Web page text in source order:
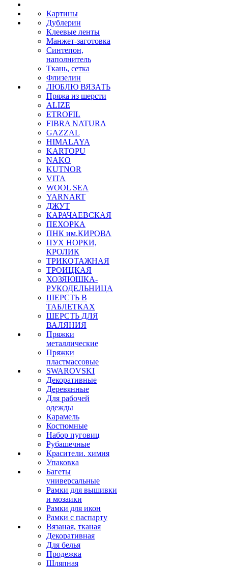
Картины
Дублерин
Клеевые ленты
Манжет-заготовка
Синтепон,
наполнитель
Ткань, сетка
Флизелин
ЛЮБЛЮ ВЯЗАТЬ
Пряжа из шерсти
ALIZE
ETROFIL
FIBRA NATURA
GAZZAL
HIMALAYA
KARTOPU
NAKO
KUTNOR
VITA
WOOL SEA
YARNART
ДЖУТ
КАРАЧАЕВСКАЯ
ПЕХОРКА
ПНК им.КИРОВА
ПУХ НОРКИ,
КРОЛИК
ТРИКОТАЖНАЯ
ТРОИЦКАЯ
ХОЗЯЮШКА-
РУКОДЕЛЬНИЦА
ШЕРСТЬ В
ТАБЛЕТКАХ
ШЕРСТЬ ДЛЯ
ВАЛЯНИЯ
Пряжки
металлические
Пряжки
пластмассовые
SWAROVSKI
Декоративные
Деревянные
Для рабочей
одежды
Карамель
Костюмные
Набор пуговиц
Рубашечные
Красители. химия
Упаковка
Багеты
универсальные
Рамки для вышивки
и мозаики
Рамки для икон
Рамки с паспарту
Вязаная, тканая
Декоративная
Для белья
Продежка
Шляпная